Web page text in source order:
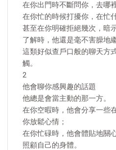
在你出門時不斷問你，去哪
在你忙的時候打擾你，在忙
甚至在你明確拒絕幾次，暗
了解時，他還是毫不害臊地
這類好似查戶口般的聊天方
觸。
2
他會聊你感興趣的話題
他總是會當主動的那一方。
在你空暇時，他會分享一些
你放鬆心情；
在你忙碌時，他會體貼地關
照顧自己的身體。